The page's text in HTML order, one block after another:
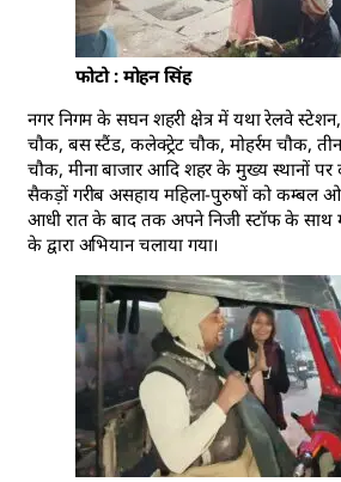
फोटो : मोहन सिंह
नगर निगम के सघन शहरी क्षेत्र में यथा रेलवे
चौक, बस स्टैंड, कलेक्ट्रेट चौक, मोहर्रम चौक,
चौक, मीना बाजार आदि शहर के मुख्य स्थानों
सैकड़ों गरीब असहाय महिला-पुरुषों को कम्बल
आधी रात के बाद तक अपने निजी स्टॉफ के साथ
के द्वारा अभियान चलाया गया।